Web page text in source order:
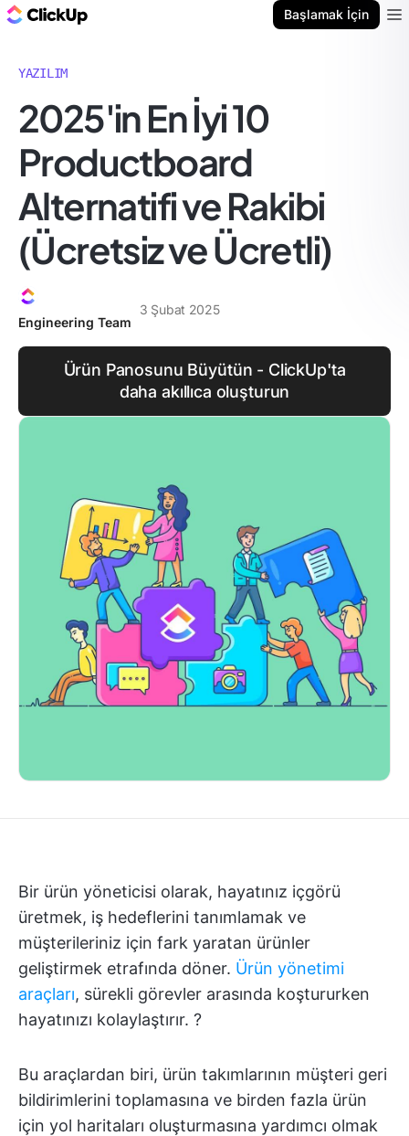
Başlamak İçin
YAZILIM
2025'in En İyi 10
Productboard
Alternatifi ve Rakibi
(Ücretsiz ve Ücretli)
Engineering Team
3 Şubat 2025
Ürün Panosunu Büyütün - ClickUp'ta
daha akıllıca oluşturun
Bir ürün yöneticisi olarak, hayatınız içgörü
üretmek, iş hedeflerini tanımlamak ve
müşterileriniz için fark yaratan ürünler
geliştirmek etrafında döner. Ürün yönetimi
araçları, sürekli görevler arasında koştururken
hayatınızı kolaylaştırır. ?
Bu araçlardan biri, ürün takımlarının müşteri geri
bildirimlerini toplamasına ve birden fazla ürün
için yol haritaları oluşturmasına yardımcı olmak